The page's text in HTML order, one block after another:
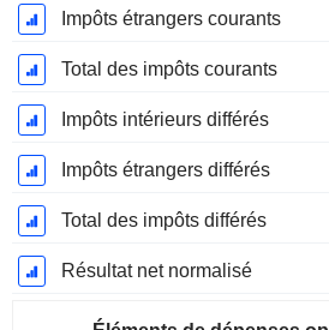
Impôts étrangers courants
Total des impôts courants
Impôts intérieurs différés
Impôts étrangers différés
Total des impôts différés
Résultat net normalisé